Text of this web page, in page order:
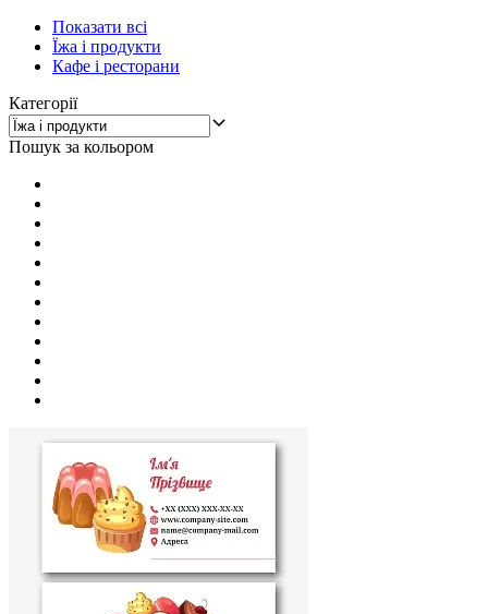
Показати всі
Їжа і продукти
Кафе і ресторани
Категорії
Пошук за кольором